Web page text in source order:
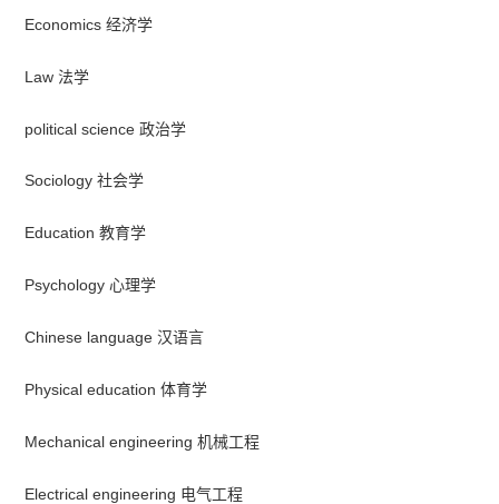
Economics 经济学
Law 法学
political science 政治学
Sociology 社会学
Education 教育学
Psychology 心理学
Chinese language 汉语言
Physical education 体育学
Mechanical engineering 机械工程
Electrical engineering 电气工程